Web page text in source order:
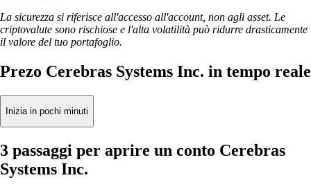
La sicurezza si riferisce all'accesso all'account, non agli asset. Le
criptovalute sono rischiose e l'alta volatilità può ridurre drasticamente
il valore del tuo portafoglio.
Prezo Cerebras Systems Inc. in tempo reale
Inizia in pochi minuti
3 passaggi per aprire un conto Cerebras
Systems Inc.